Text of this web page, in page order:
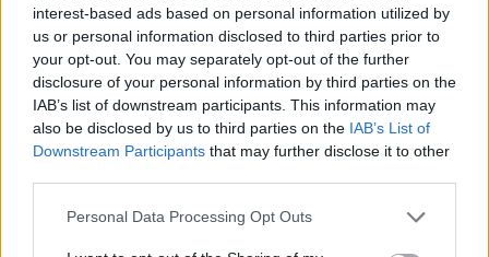
interest-based ads based on personal information utilized by
us or personal information disclosed to third parties prior to
your opt-out. You may separately opt-out of the further
disclosure of your personal information by third parties on the
IAB’s list of downstream participants. This information may
also be disclosed by us to third parties on the IAB’s List of
Downstream Participants that may further disclose it to other
Personal Data Processing Opt Outs
Skoda: Ξεκίνησε η παραγωγή του
νέου Peaq – Δείτε Video από τη
γραμμή παραγωγής